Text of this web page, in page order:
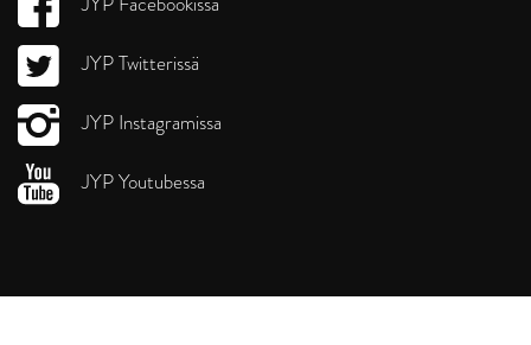
JYP Twitterissä
JYP Instagramissa
JYP Youtubessa